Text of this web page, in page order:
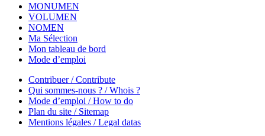
MONUMEN
VOLUMEN
NOMEN
Ma Sélection
Mon tableau de bord
Mode d’emploi
Contribuer / Contribute
Qui sommes-nous ? / Whois ?
Mode d’emploi / How to do
Plan du site / Sitemap
Mentions légales / Legal datas